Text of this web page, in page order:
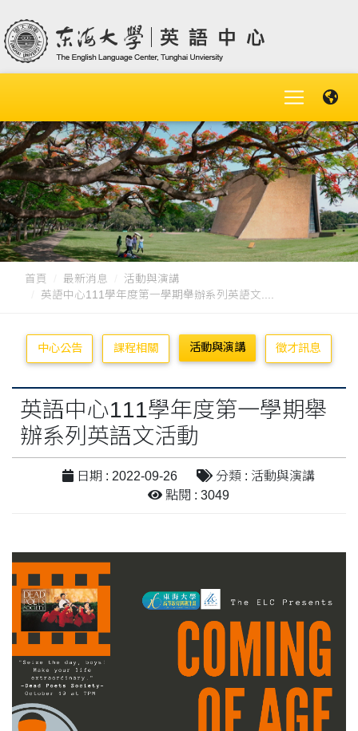
首頁 最新消息
活動與演講
英語中心111學年度第一學期舉辦系列英語文....
中心公告 課程相關 活動與演講 徵才訊息
英語中心111學年度第一學期舉
辦系列英語文活動
日期 : 2022-09-26
分類 : 活動與演講
點閱 : 3049